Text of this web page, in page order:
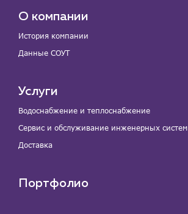
О компании
История компании
Данные СОУТ
Услуги
Водоснабжение и теплоснабжение
Сервис и обслуживание инженерных систем
Доставка
Портфолио